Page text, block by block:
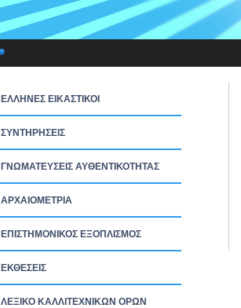
ΕΛΛΗΝΕΣ ΕΙΚΑΣΤΙΚΟΙ
ΣΥΝΤΗΡΗΣΕΙΣ
ΓΝΩΜΑΤΕΥΣΕΙΣ ΑΥΘΕΝΤΙΚΟΤΗΤΑΣ
ΑΡΧΑΙΟΜΕΤΡΙΑ
ΕΠΙΣΤΗΜΟΝΙΚΟΣ ΕΞΟΠΛΙΣΜΟΣ
ΕΚΘΕΣΕΙΣ
ΛΕΞΙΚΟ ΚΑΛΛΙΤΕΧΝΙΚΩΝ ΟΡΩΝ